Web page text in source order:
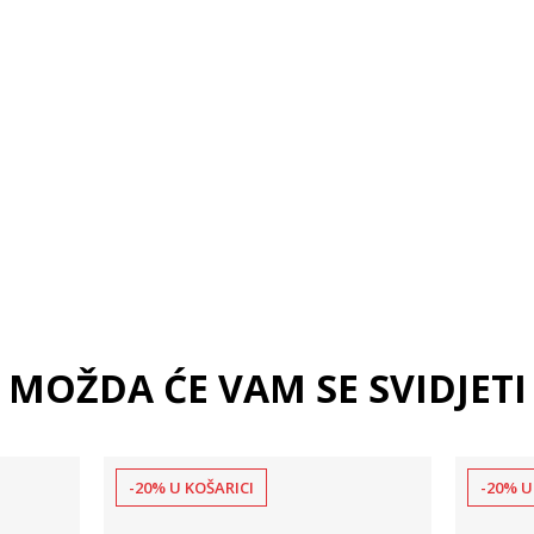
MOŽDA ĆE VAM SE SVIDJETI
-20% U KOŠARICI -20%